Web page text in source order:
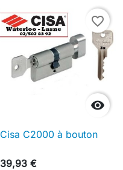

favorite_border
Cisa C2000 à bouton
39,93 €